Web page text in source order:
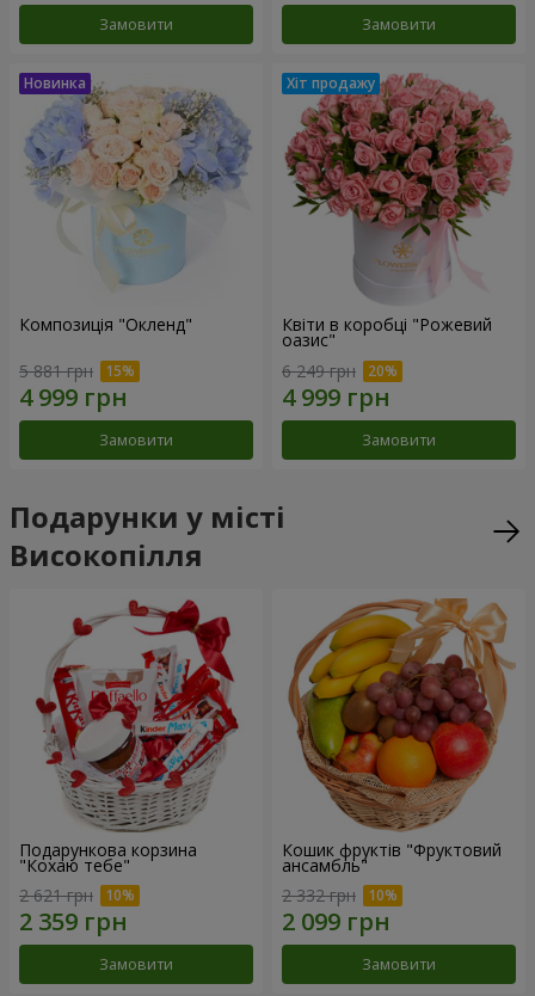
Замовити Замовити
Композиція "Окленд"
5 881 грн
Замовити
Квіти в коробці "Рожевий
оазис"
6 249 грн
Замовити
Подарунки у місті
Високопілля
Подарункова корзина
"Кохаю тебе"
2 621 грн
Замовити
Кошик фруктів "Фруктовий
ансамбль"
2 332 грн
Замовити